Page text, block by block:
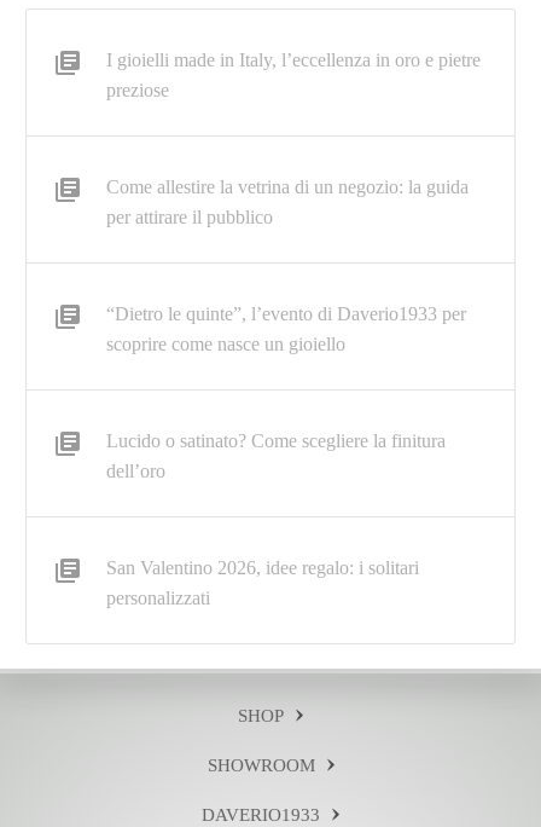
I gioielli made in Italy, l’eccellenza in oro e pietre
preziose
Come allestire la vetrina di un negozio: la guida
per attirare il pubblico
“Dietro le quinte”, l’evento di Daverio1933 per
scoprire come nasce un gioiello
Lucido o satinato? Come scegliere la finitura
dell’oro
San Valentino 2026, idee regalo: i solitari
personalizzati
SHOP
SHOWROOM
DAVERIO1933